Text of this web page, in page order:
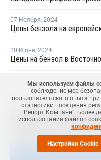
07 Ноября, 2024
Цены бензола на
20 Июня, 2024
03 Мая,2022
Roehm
производство
Мы используем файлы
соблюдение мер
пользовательского опыта
статистики посещения
Репорт Компани”. Более
использования файлов
Настройки Cookie